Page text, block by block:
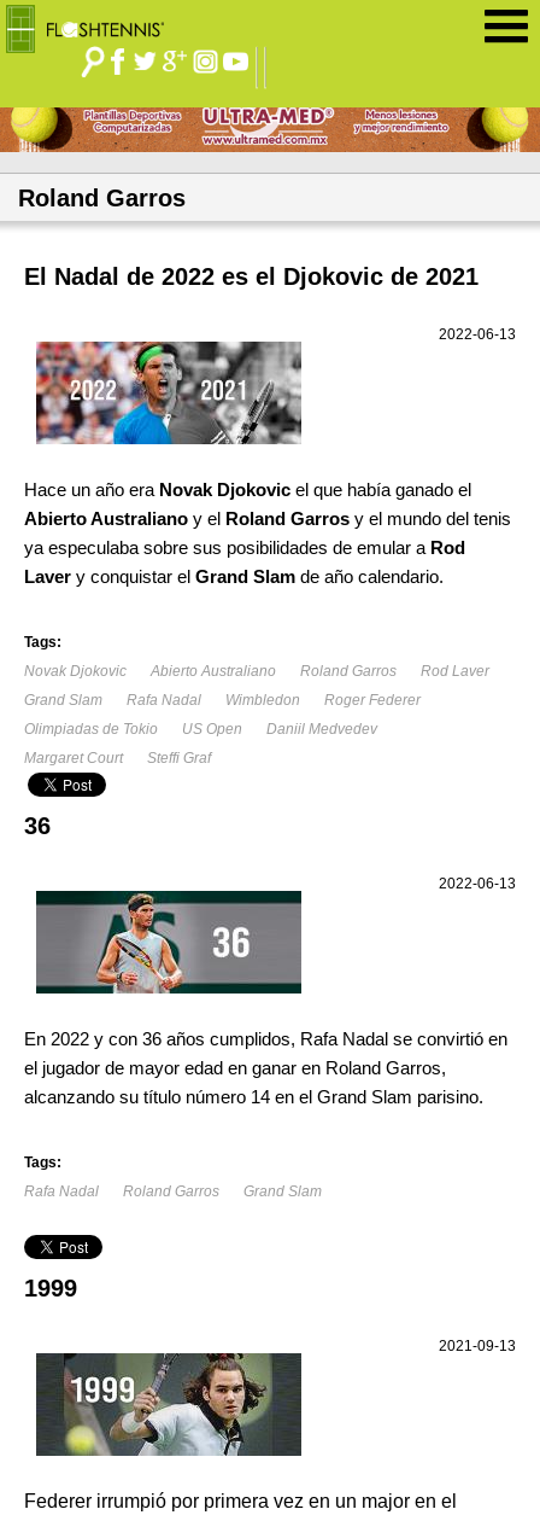
Roland Garros
El Nadal de 2022 es el Djokovic de 2021
2022-06-13
Hace un año era Novak Djokovic el que había ganado el
Abierto Australiano y el Roland Garros y el mundo del tenis
ya especulaba sobre sus posibilidades de emular a Rod
Laver y conquistar el Grand Slam de año calendario.
Tags:
Novak Djokovic
Abierto Australiano Roland Garros
Rod Laver
Grand Slam
Rafa Nadal Wimbledon
Roger Federer
Olimpiadas de Tokio
US Open
Daniil Medvedev
Margaret Court
Steffi Graf
36
2022-06-13
En 2022 y con 36 años cumplidos, Rafa Nadal se convirtió en
el jugador de mayor edad en ganar en Roland Garros,
alcanzando su título número 14 en el Grand Slam parisino.
Tags:
Rafa Nadal
Roland Garros Grand Slam
1999
2021-09-13
Federer irrumpió por primera vez en un major en el